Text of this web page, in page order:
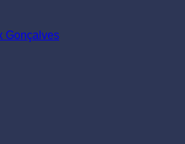
Gonçalves